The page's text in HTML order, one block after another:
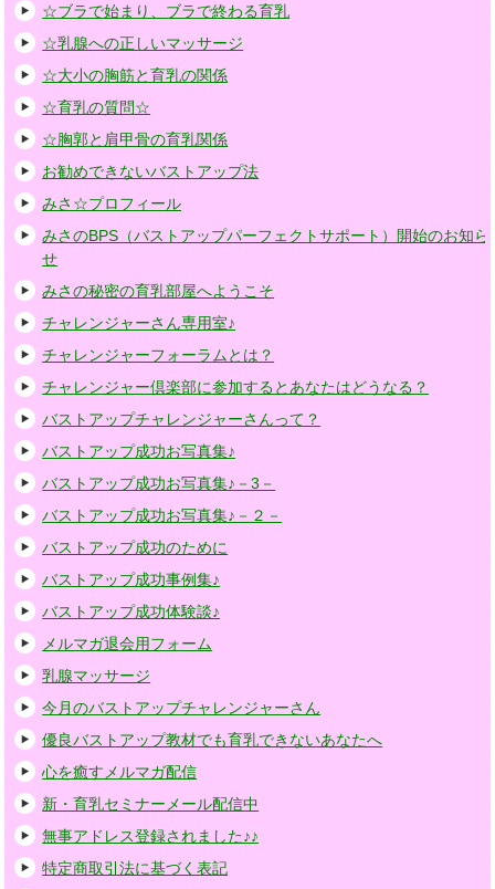
☆ブラで始まり、ブラで終わる育乳
☆乳腺への正しいマッサージ
☆大小の胸筋と育乳の関係
☆育乳の質問☆
☆胸郭と肩甲骨の育乳関係
お勧めできないバストアップ法
みさ☆プロフィール
みさのBPS（バストアップパーフェクトサポート）開始のお知ら
せ
みさの秘密の育乳部屋へようこそ
チャレンジャーさん専用室♪
チャレンジャーフォーラムとは？
チャレンジャー倶楽部に参加するとあなたはどうなる？
バストアップチャレンジャーさんって？
バストアップ成功お写真集♪
バストアップ成功お写真集♪－3－
バストアップ成功お写真集♪－２－
バストアップ成功のために
バストアップ成功事例集♪
バストアップ成功体験談♪
メルマガ退会用フォーム
乳腺マッサージ
今月のバストアップチャレンジャーさん
優良バストアップ教材でも育乳できないあなたへ
心を癒すメルマガ配信
新・育乳セミナーメール配信中
無事アドレス登録されました♪♪
特定商取引法に基づく表記